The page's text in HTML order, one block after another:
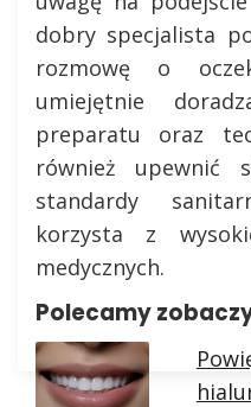
dobry specjalista
rozmowę o
umiejętnie
preparatu oraz
również upewnić
standardy
korzysta z
medycznych.
Polecamy